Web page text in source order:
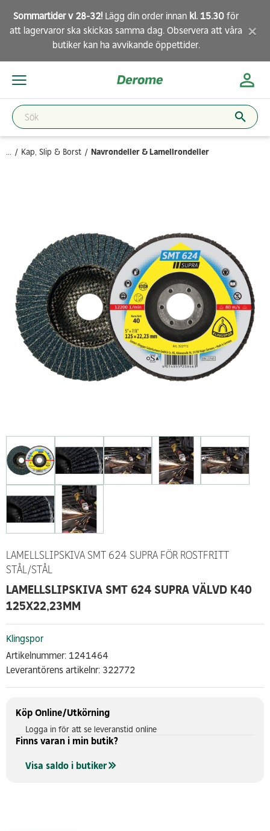
Sommartider v 28-32! Lägg din order innan kl. 15.30 för
att lagervaror ska skickas samma dag. Observera att våra
butikerkan ha avvikande öppettider. ×
... Kap, Slip & Borst Navrondeller & Lamellrondeller
LAMELLSLIPSKIVA SMT 624 SUPRA FÖR ROSTFRITT
STÅL/STÅL
LAMELLSLIPSKIVA SMT 624 SUPRA VÄLVD K40
125X22,23MM
Klingspor
Artikelnummer: 1241464
Leverantörens artikelnr: 322772
Köp Online/Utkörning
Logga in för att se leveranstid online
Finns varan i min butik?
Visa saldo i butiker